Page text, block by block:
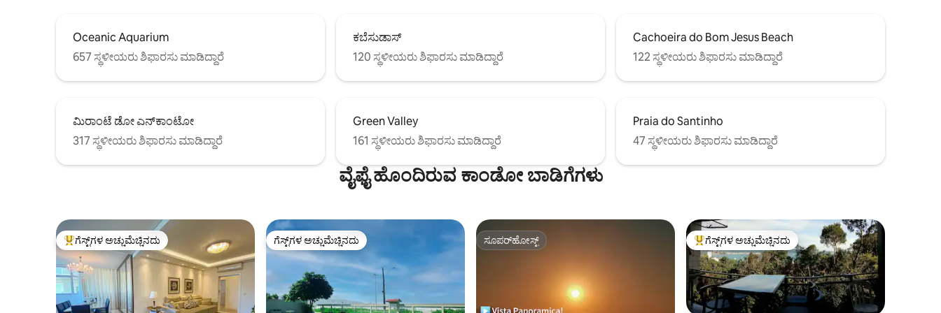
Oceanic Aquarium
657 ಸ್ಥಳೀಯರು ಶಿಫಾರಸು ಮಾಡಿದ್ದಾರೆ
ಕಬೆಸುಡಾಸ್
120 ಸ್ಥಳೀಯರು ಶಿಫಾರಸು ಮಾಡಿದ್ದಾರೆ
Cachoeira do Bom Jesus Beach
122 ಸ್ಥಳೀಯರು ಶಿಫಾರಸು ಮಾಡಿದ್ದಾರೆ
ಮಿರಾಂಟೆ ಡೋ ಎನ್‌ಕಾಂಟೋ
317 ಸ್ಥಳೀಯರು ಶಿಫಾರಸು ಮಾಡಿದ್ದಾರೆ
Green Valley
161 ಸ್ಥಳೀಯರು ಶಿಫಾರಸು ಮಾಡಿದ್ದಾರೆ
Praia do Santinho
47 ಸ್ಥಳೀಯರು ಶಿಫಾರಸು ಮಾಡಿದ್ದಾರೆ
ವೈಫೈ ಹೊಂದಿರುವ ಕಾಂಡೋ ಬಾಡಿಗೆಗಳು
ಗೆಸ್ಟ್‌ಗಳಿಗೆ ಅತಿ ಹೆಚ್ಚು ಅಚ್ಚುಮೆಚ್ಚಿನದು
ಗೆಸ್ಟ್‌ಗಳ ಅಚ್ಚುಮೆಚ್ಚಿನದು ಗೆಸ್ಟ್‌ಗಳ ಅಚ್ಚುಮೆಚ್ಚಿನದು
ಗೆಸ್ಟ್‌ಗಳ ಅಚ್ಚುಮೆಚ್ಚಿನದು ಸೂಪರ್‌ಹೋಸ್ಟ್
ಸೂಪರ್‌ಹೋಸ್ಟ್ ಗೆಸ್ಟ್‌ಗಳಿಗೆ ಅತಿ ಹೆಚ್ಚು ಅಚ್ಚುಮೆಚ್ಚಿನದು
ಗೆಸ್ಟ್‌ಗಳ ಅಚ್ಚುಮೆಚ್ಚಿನದು